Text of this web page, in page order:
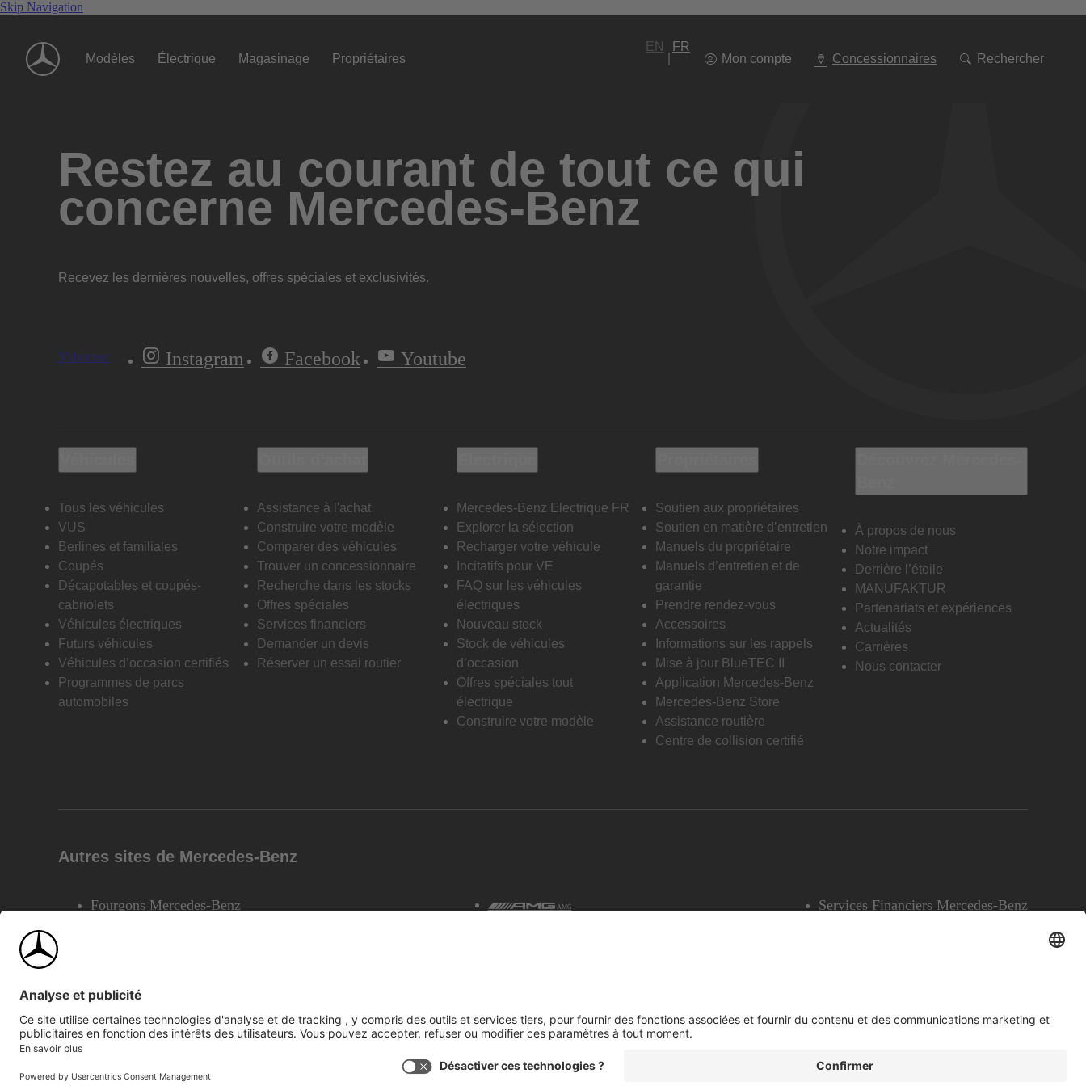
Skip Navigation
Modèles Électrique Magasinage Propriétaires
EN
FR
Mon compte
Concessionnaires Rechercher
à
Restez au courant de tout ce qui
concerne Mercedes-Benz
Recevez les dernières nouvelles, offres spéciales et exclusivités.
S'abonner Instagram Facebook Youtube
Tous les véhicules
VUS
Berlines et familiales
Coupés
Décapotables et coupés-
cabriolets
Véhicules électriques
Futurs véhicules
Véhicules d’occasion certifiés
Programmes de parcs
automobiles
Assistance à l'achat
Construire votre modèle
Comparer des véhicules
Trouver un concessionnaire
Recherche dans les stocks
Offres spéciales
Services financiers
Demander un devis
Réserver un essai routier
Mercedes-Benz Electrique FR
Explorer la sélection
Recharger votre véhicule
Incitatifs pour VE
FAQ sur les véhicules
électriques
Nouveau stock
Stock de véhicules
d’occasion
Offres spéciales tout
électrique
Construire votre modèle
Soutien aux propriétaires
Soutien en matière d’entretien
Manuels du propriétaire
Manuels d’entretien et de
garantie
Prendre rendez-vous
Accessoires
Informations sur les rappels
Mise à jour BlueTEC II
Application Mercedes-Benz
Mercedes-Benz Store
Assistance routière
Centre de collision certifié
À propos de nous
Notre impact
Derrière l’étoile
MANUFAKTUR
Partenariats et expériences
Actualités
Carrières
Nous contacter
Autres sites de Mercedes-Benz
Fourgons Mercedes-Benz AMG Services Financiers Mercedes-Benz
©2026 Mercedes-Benz Canada Inc.